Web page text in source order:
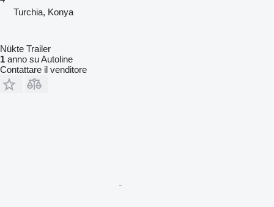
Turchia, Konya
Nükte Trailer
1 anno su Autoline
Contattare il venditore